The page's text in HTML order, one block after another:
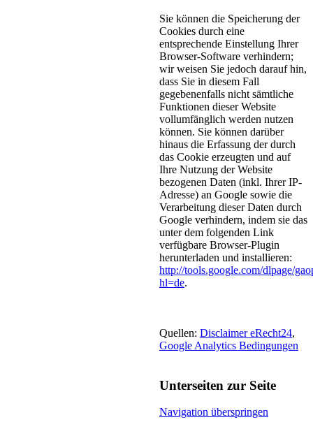
Sie können die Speicherung der
Cookies durch eine
entsprechende Einstellung Ihrer
Browser-Software verhindern;
wir weisen Sie jedoch darauf hin,
dass Sie in diesem Fall
gegebenenfalls nicht sämtliche
Funktionen dieser Website
vollumfänglich werden nutzen
können. Sie können darüber
hinaus die Erfassung der durch
das Cookie erzeugten und auf
Ihre Nutzung der Website
bezogenen Daten (inkl. Ihrer IP-
Adresse) an Google sowie die
Verarbeitung dieser Daten durch
Google verhindern, indem sie das
unter dem folgenden Link
verfügbare Browser-Plugin
herunterladen und installieren:
http://tools.google.com/dlpage/
hl=de.
Quellen: Disclaimer eRecht24,
Google Analytics Bedingungen
Unterseiten zur Seite
Navigation überspringen